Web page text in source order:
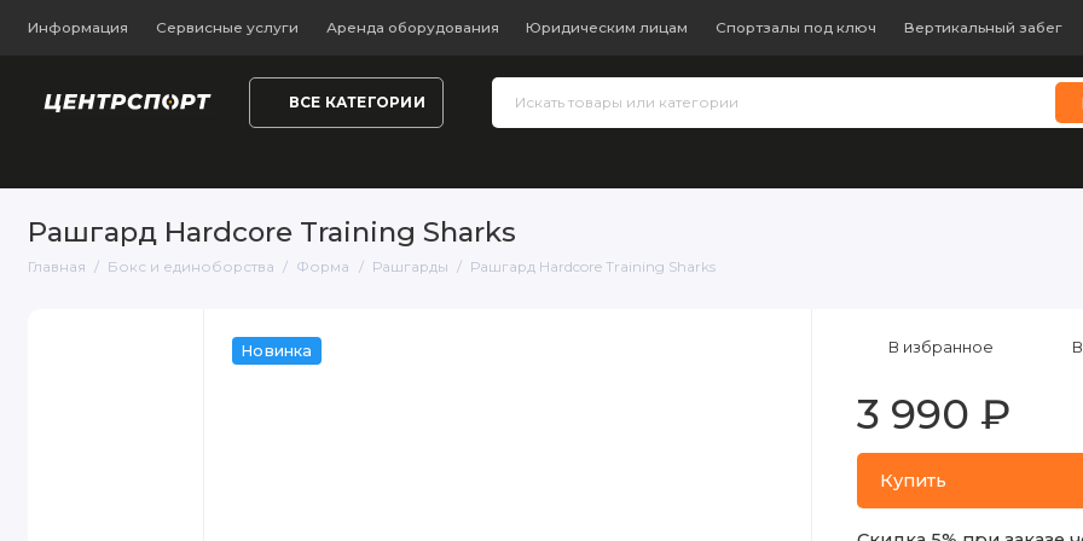
Информация Сервисные услуги Аренда оборудования Юридическим лицам Спортзалы под ключ Вертикальный забег
ВСЕ КАТЕГОРИИ
Рашгард Hardcore Training Sharks
Главная Бокс и единоборства Форма Рашгарды Рашгард Hardcore Training Sharks
Новинка
3 990 ₽
Купить
В избранное